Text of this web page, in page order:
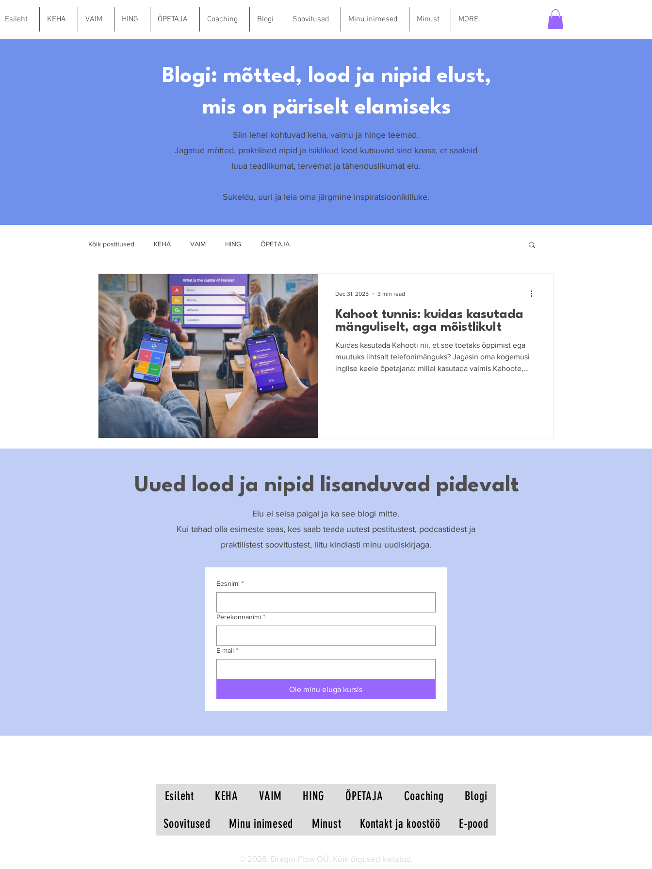
Esileht KEHA VAIM HING ÕPETAJA Coaching Blogi Soovitused Minu inimesed Minust MORE
Blogi: mõtted, lood ja nipid elust,
mis on päriselt elamiseks
Siin lehel kohtuvad keha, vaimu ja hinge teemad.
Jagatud mõtted, praktilised nipid ja isiklikud lood kutsuvad sind kaasa, et saaksid
luua teadlikumat, tervemat ja tähenduslikumat elu.
Sukeldu, uuri ja leia oma järgmine inspiratsioonikilluke.
Kõik postitused KEHA VAIM HING ÕPETAJA
Kahoot tunnis: kuidas kasutada
mänguliselt, aga mõistlikult
Kuidas kasutada Kahooti nii, et see toetaks õppimist ega
muutuks lihtsalt telefonimänguks? Jagasin oma kogemusi
inglise keele õpetajana: millal kasutada valmis Kahoote,
Dec 31, 2025 3 min read
Uued lood ja nipid lisanduvad pidevalt
Elu ei seisa paigal ja ka see blogi mitte.
Kui tahad olla esimeste seas, kes saab teada uutest postitustest, podcastidest ja
praktilistest soovitustest, liitu kindlasti minu uudiskirjaga.
Eesnimi *
Perekonnanimi *
E-mail *
Ole minu eluga kursis
Esileht KEHA VAIM HING ÕPETAJA Coaching
Blogi
Soovitused
Minu inimesed Minust Kontakt ja koostöö E-pood
© 2026. DragonFlow OÜ. Kõik õigused kaitstud.